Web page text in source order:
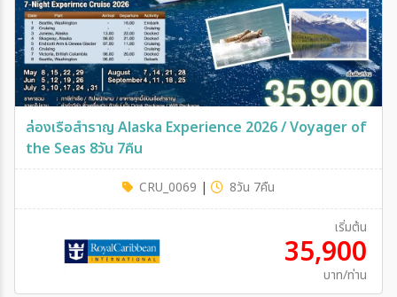
ล่องเรือสำราญ Western Caribbran & Perfecr Day / 8
Day 7 Night
CRU_0063 | 8วัน 7คืน
เริ่มต้น
98,900
บาท/ท่าน